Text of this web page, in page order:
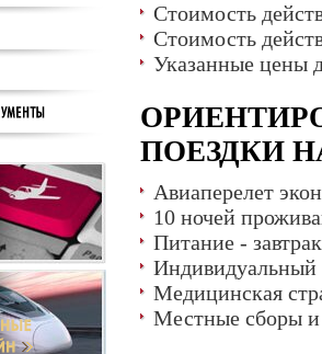
Стоимость
Стоимость
Указанные цены
ПОЕЗДКИ
Авиаперелет
10 ночей
Питание -
Индивидуальный
Медицинская
Местные сборы и